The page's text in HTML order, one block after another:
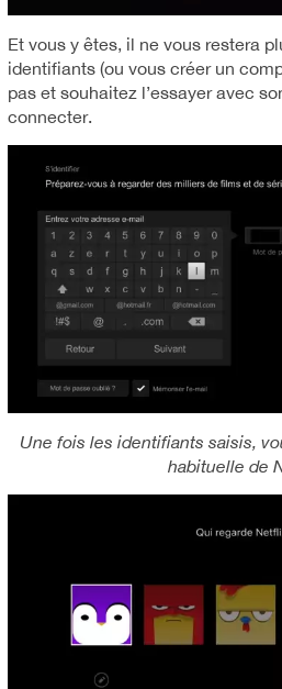
Et vous y êtes, il ne vous restera
identifiants (ou vous créer un
pas et souhaitez l’essayer avec
connecter.
Une fois les identifiants saisis,
habituelle de